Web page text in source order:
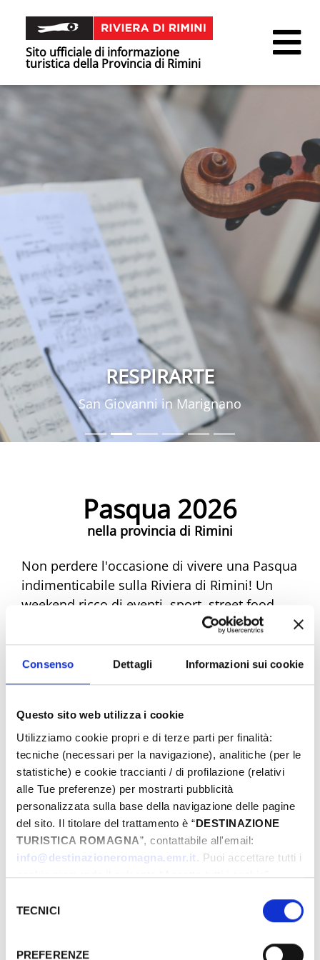
Consenso Dettagli Informazioni sui cookie
Questo sito web utilizza i cookie
Utilizziamo cookie propri e di terze parti per finalità:
tecniche (necessari per la navigazione), analitiche (per le
statistiche) e cookie traccianti / di profilazione (relativi
alle Tue preferenze) per mostrarti pubblicità
personalizzata sulla base della navigazione delle pagine
del sito. Il titolare del trattamento è “DESTINAZIONE
TURISTICA ROMAGNA”, contattabile all'email:
info@destinazioneromagna.emr.it. Puoi accettare tutti i
cookie premendo il pulsante “Accetta tutti i cookie”,
gestire le tue preferenze facendo clic su “Personalizza”.
Qualora acconsenti a tutti i cookie i Tuoi dati potranno
delTECNICI
PREFERENZE
Sito ufficiale di informazione
turistica della Provincia di Rimini
RESPIRARTE
San Giovanni in Marignano
Pasqua 2026
nella provincia di Rimini
Non perdere l'occasione di vivere una Pasqua
indimenticabile sulla Riviera di Rimini! Un
weekend ricco di eventi, sport, street food,
musica e mercatini ti aspetta. Scopri tutte le
proposte e preparati a vivere emozioni
uniche. Prenota ora la tua Pasqua da sogno!
Eventi di Pasqua Riviera Rimini
Dal
A
Comune